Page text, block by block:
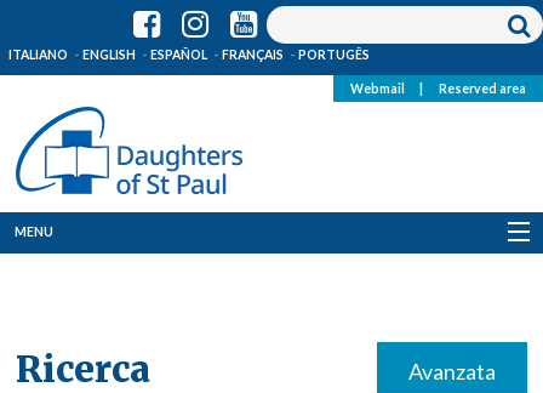
ITALIANO ENGLISH ESPAÑOL FRANÇAIS PORTUGÊS
Webmail Reserved area
MENU
Ricerca Avanzata